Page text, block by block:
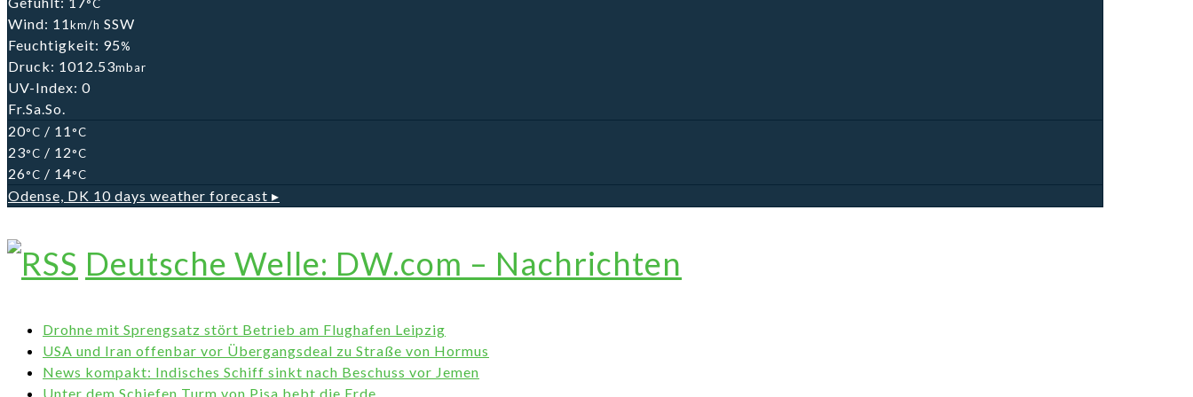
°C
Wind: 11km/h SSW
Feuchtigkeit: 95%
Druck: 1012.53mbar
UV-Index: 0
Fr.Sa.So.
20°C / 11 °C
23°C / 12°C
26°C / 14°C
Odense, DK 10 days weather forecast ▸
Deutsche Welle: DW.com – Nachrichten
Drohne mit Sprengsatz stört Betrieb am Flughafen Leipzig
USA und Iran offenbar vor Übergangsdeal zu Straße von Hormus
News kompakt: Indisches Schiff sinkt nach Beschuss vor Jemen
Unter dem Schiefen Turm von Pisa bebt die Erde